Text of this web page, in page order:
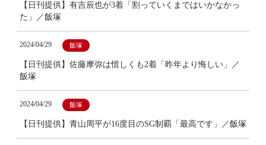
【日刊提供】有吉辰也が3着「割っていくまではいかなかっ
た」／飯塚
2024/04/29 飯塚
【日刊提供】佐藤摩弥は惜しくも2着「昨年より悔しい」／
飯塚
2024/04/29 飯塚
【日刊提供】青山周平が16度目のSG制覇「最高です」／飯塚